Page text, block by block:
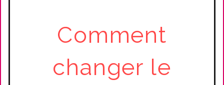
Comment
changer le